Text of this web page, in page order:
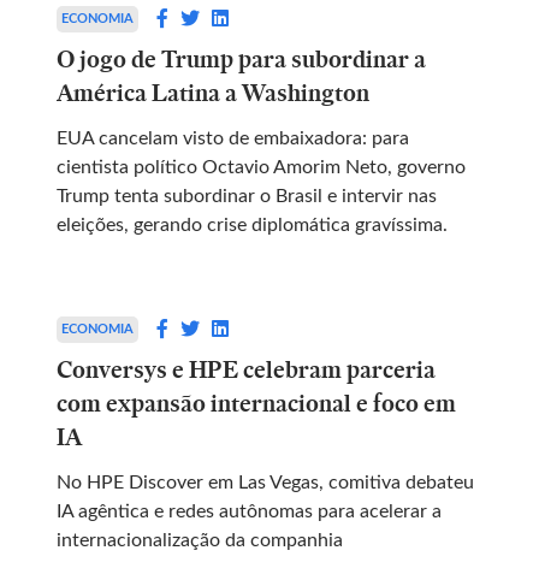
ECONOMIA
O jogo de Trump para subordinar a
América Latina a Washington
EUA cancelam visto de embaixadora: para
cientista político Octavio Amorim Neto, governo
Trump tenta subordinar o Brasil e intervir nas
eleições, gerando crise diplomática gravíssima.
ECONOMIA
Conversys e HPE celebram parceria
com expansão internacional e foco em
IA
No HPE Discover em Las Vegas, comitiva debateu
IA agêntica e redes autônomas para acelerar a
internacionalização da companhia